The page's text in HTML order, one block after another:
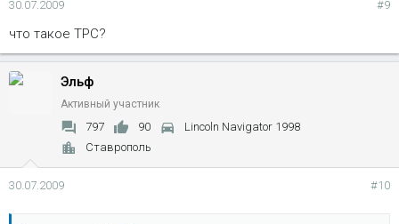
30.07.2009 #9
что такое ТРС?
Эльф
Активный участник
797 90
Lincoln Navigator 1998
Ставрополь
30.07.2009 #10